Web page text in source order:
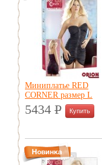
Миниплатье RED
CORNER размер L
5434 P
УБ.